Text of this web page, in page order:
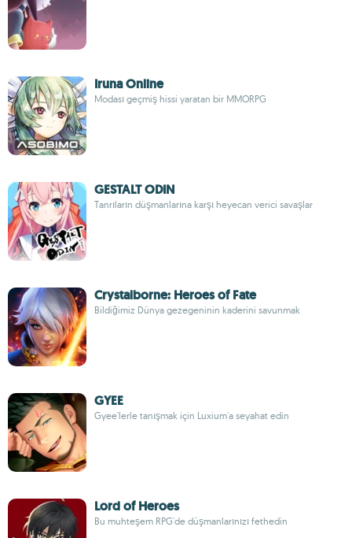
Iruna Online
Modası geçmiş hissi yaratan bir MMORPG
GESTALT ODIN
Tanrıların düşmanlarına karşı heyecan verici savaşlar
Crystalborne: Heroes of Fate
Bildiğimiz Dünya gezegeninin kaderini savunmak
GYEE
Gyee'lerle tanışmak için Luxium'a seyahat edin
Lord of Heroes
Bu muhteşem RPG'de düşmanlarınızı fethedin